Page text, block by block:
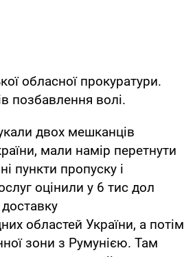
обласної прокуратури.
позбавлення волі.
двох мешканців
мали намір перетнути
пункти пропуску і
оцінили у 6 тис дол
областей України, а потім
зони з Румунією. Там